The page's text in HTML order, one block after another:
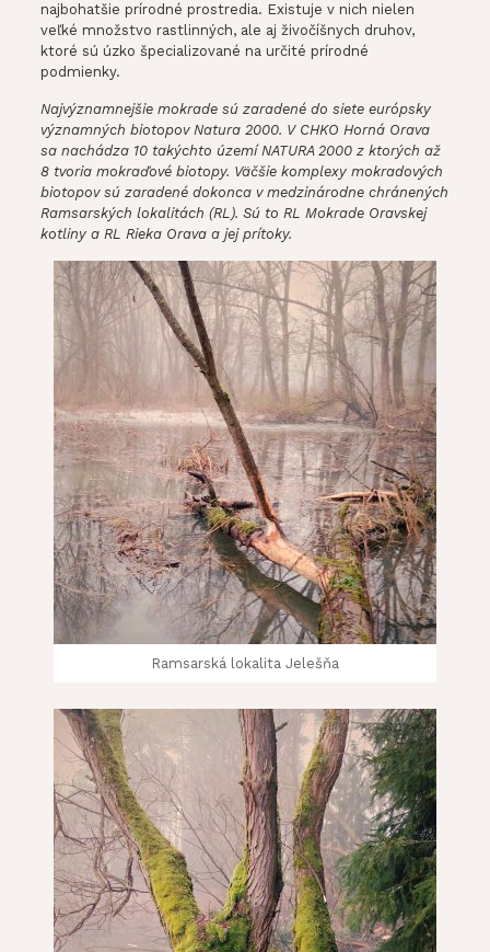
najbohatšie prírodné prostredia. Existuje v nich nielen
veľké množstvo rastlinných, ale aj živočíšnych druhov,
ktoré sú úzko špecializované na určité prírodné
podmienky.
Najvýznamnejšie mokrade sú zaradené do siete európsky
významných biotopov Natura 2000. V CHKO Horná Orava
sa nachádza 10 takýchto území NATURA 2000 z ktorých až
8 tvoria mokraďové biotopy. Väčšie komplexy mokradových
biotopov sú zaradené dokonca v medzinárodne chránených
Ramsarských lokalitách (RL). Sú to RL Mokrade Oravskej
kotliny a RL Rieka Orava a jej prítoky.
Ramsarská lokalita Jelešňa